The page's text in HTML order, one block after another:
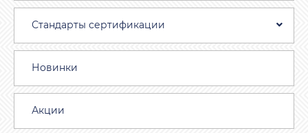
Стандарты сертификации
Новинки
Акции